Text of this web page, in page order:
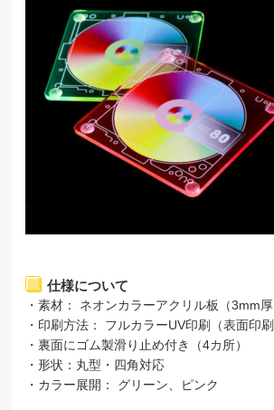
仕様について
・素材： ネオンカラーアクリル板（3mm厚
・印刷方法： フルカラーUV印刷（表面印刷
・裏面にゴム製滑り止め付き（4カ所）
・形状：丸型・四角対応
・カラー展開： グリーン、ピンク